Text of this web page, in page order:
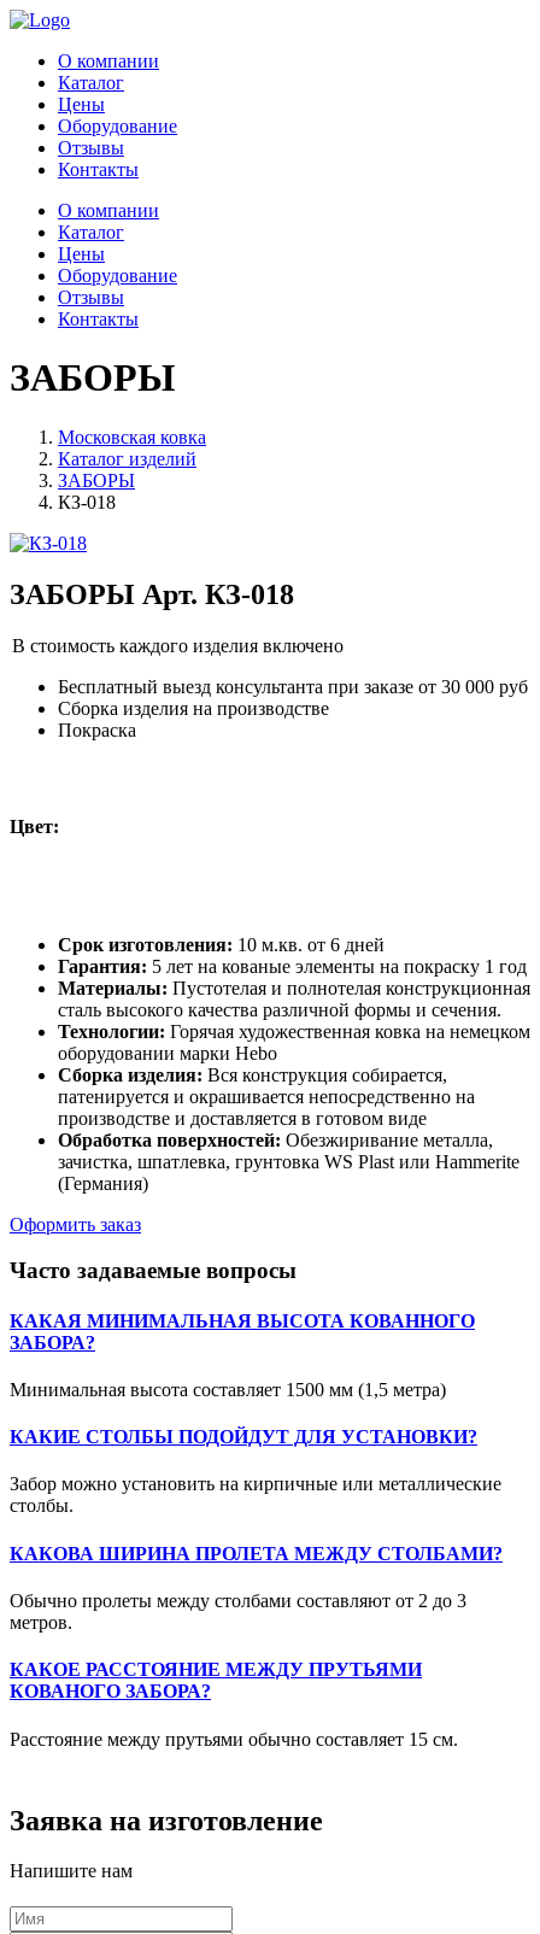
О компании
Каталог
Цены
Оборудование
Отзывы
Контакты
О компании
Каталог
Цены
Оборудование
Отзывы
Контакты
ЗАБОРЫ
Московская ковка
Каталог изделий
ЗАБОРЫ
КЗ-018
ЗАБОРЫ Арт. КЗ-018
В стоимость каждого изделия включено
Бесплатный выезд консультанта при заказе от 30 000 руб
Сборка изделия на производстве
Покраска
Цвет:
Срок изготовления: 10 м.кв. от 6 дней
Гарантия: 5 лет на кованые элементы на покраску 1 год
Материалы: Пустотелая и полнотелая конструкционная
сталь высокого качества различной формы и сечения.
Технологии: Горячая художественная ковка на немецком
оборудовании марки Hebo
Сборка изделия: Вся конструкция собирается,
патенируется и окрашивается непосредственно на
производстве и доставляется в готовом виде
Обработка поверхностей: Обезжиривание металла,
зачистка, шпатлевка, грунтовка WS Plast или Hammerite
(Германия)
Оформить заказ
Часто задаваемые вопросы
КАКАЯ МИНИМАЛЬНАЯ ВЫСОТА КОВАННОГО
ЗАБОРА?
Минимальная высота составляет 1500 мм (1,5 метра)
КАКИЕ СТОЛБЫ ПОДОЙДУТ ДЛЯ УСТАНОВКИ?
Забор можно установить на кирпичные или металлические
столбы.
КАКОВА ШИРИНА ПРОЛЕТА МЕЖДУ СТОЛБАМИ?
Обычно пролеты между столбами составляют от 2 до 3
метров.
КАКОЕ РАССТОЯНИЕ МЕЖДУ ПРУТЬЯМИ
КОВАНОГО ЗАБОРА?
Расстояние между прутьями обычно составляет 15 см.
Заявка на изготовление
Напишите нам